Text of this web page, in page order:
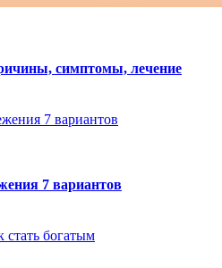
симптомы, лечение
7 вариантов